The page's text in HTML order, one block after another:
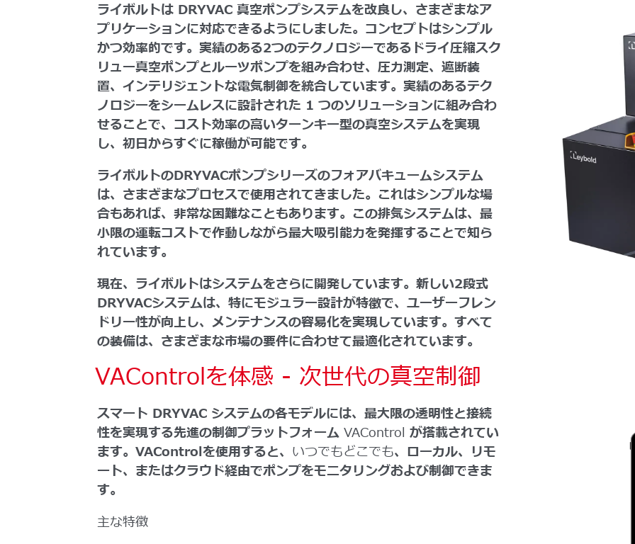
ライボルトは DRYVAC 真空ポンプシステムを改良し、さまざまなア
プリケーションに対応できるようにしました。コンセプトはシンプル
かつ効率的です。実績のある2つのテクノロジーであるドライ圧縮スク
リュー真空ポンプとルーツポンプを組み合わせ、圧力測定、遮断装
置、インテリジェントな電気制御を統合しています。実績のあるテク
ノロジーをシームレスに設計された 1 つのソリューションに組み合わ
せることで、コスト効率の高いターンキー型の真空システムを実現
し、初日からすぐに稼働が可能です。
ライボルトのDRYVACポンプシリーズのフォアバキュームシステム
は、さまざまなプロセスで使用されてきました。これはシンプルな場
合もあれば、非常な困難なこともあります。この排気システムは、最
小限の運転コストで作動しながら最大吸引能力を発揮することで知ら
れています。
現在、ライボルトはシステムをさらに開発しています。新しい2段式
DRYVACシステムは、特にモジュラー設計が特徴で、ユーザーフレン
ドリー性が向上し、メンテナンスの容易化を実現しています。すべて
の装備は、さまざまな市場の要件に合わせて最適化されています。
VAControlを体感 - 次世代の真空制御
スマート DRYVAC システムの各モデルには、最大限の透明性と接続
性を実現する先進の制御プラットフォームVAControl が搭載されてい
ます。VAControlを使用すると、 いつでもどこでも、ローカル、リモ
ート、またはクラウド経由でポンプをモニタリングおよび制御できま
す。
主な特徴